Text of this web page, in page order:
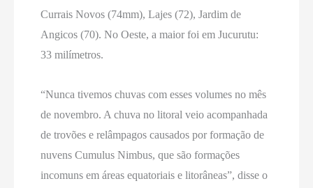
Currais Novos (74mm), Lajes (72), Jardim de
Angicos (70). No Oeste, a maior foi em Jucurutu:
33 milímetros.
“Nunca tivemos chuvas com esses volumes no mês
de novembro. A chuva no litoral veio acompanhada
de trovões e relâmpagos causados por formação de
nuvens Cumulus Nimbus, que são formações
incomuns em áreas equatoriais e litorâneas”, disse o